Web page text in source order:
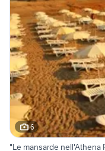
6
"Le mansarde nell'Athena